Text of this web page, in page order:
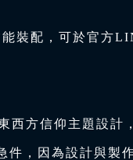
裝配，可於官方
西方信仰主題設計
，因為設計與製